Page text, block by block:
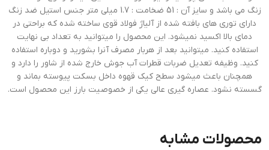
زنگ می باشد و سایز آن : 51 ضخامت : 1.7 میلی متر جنس استیل ضد زنگ
دارای توری های بافته شده از آلیاژ فولاد قوی ساخته شده که براحتی در
دمای بالا اکسید نمیشود. این محصول را میتوانید به تعداد بی نهایت
استفاده کنید. میتوانید بعد از هربار مصرف آنرا بشورید و دوباره استفاده
کنید. وظیفه تعدیل ضربات قطرات آب جوش خارج شده از شاور را دارد و
همچنان باعث میشود سطح کیک قهوه داخل بسکت پیوسته بماند و
گسسته نشود. عصاره گیری عالی یکی از خصوصیت بارز این محصول است.
محصولات مشابه